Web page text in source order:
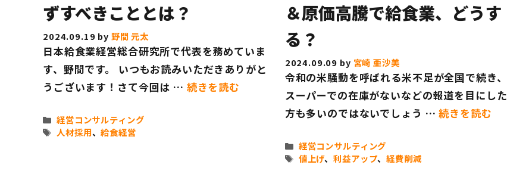
給食業との連携をご検討の企業様へ
パートナー企業のご紹介
販路開拓をご希望の方へ
製造委託をご希望の方へ
ずすべきこととは？
2024.09.19 by 野間 元太
日本給食業経営総合研究所で代表を務めていま
す、野間です。 いつもお読みいただきありがと
うございます！さて今回は … 続きを読む
カ
テ
経営コンサルティング
タ
人材採用、給食経営
＆原価高騰で給食業、どうす
る？
2024.09.09 by 宮崎 亜沙美
令和の米騒動を呼ばれる米不足が全国で続き、
スーパーでの在庫がないなどの報道を目にした
方も多いのではないでしょう …続きを読む
カ
テ
経営コンサルティング
タ
値上げ、利益アップ、経費削減